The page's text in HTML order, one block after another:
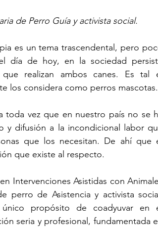
de Perro Guía y activista social.
es un tema trascendental, pero
día de hoy, en la sociedad
realizan ambos canes. Es tal
los considera como perros mascotas.
toda vez que en nuestro país no se
y difusión a la incondicional labor
que los necesitan. De ahí que
que existe al respecto.
Intervenciones Asistidas con
perro de Asistencia y activista
propósito de coadyuvar en
seria y profesional, fundamentada